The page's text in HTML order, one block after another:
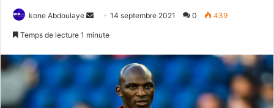
kone Abdoulaye
o
y
e
r
14 septembre 2021 0 439
Temps de lecture 1 minute